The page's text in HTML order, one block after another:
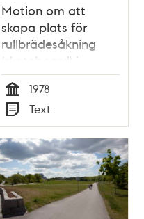
Motion om att
skapa plats för
rullbrädesåkning
(skateboard) i
Stockholm
Tid
1978
Typ
Text